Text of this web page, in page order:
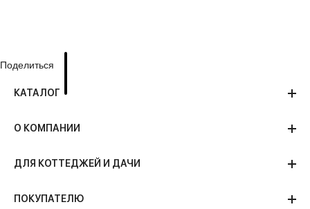
Поделиться
КАТАЛОГ
О КОМПАНИИ
ДЛЯ КОТТЕДЖЕЙ И ДАЧИ
ПОКУПАТЕЛЮ